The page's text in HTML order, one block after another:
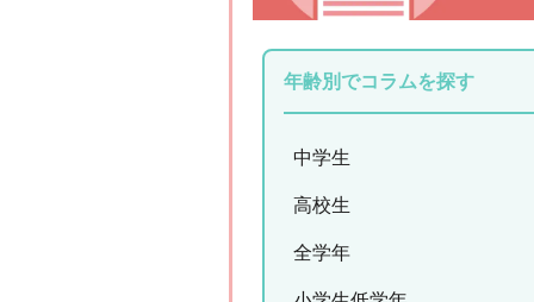
年齢別でコラムを探す
中学生
高校生
全学年